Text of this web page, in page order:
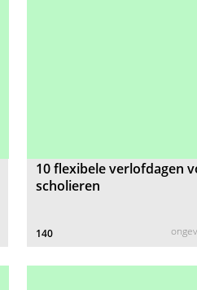
10 flexibele verlofdagen
scholieren
140